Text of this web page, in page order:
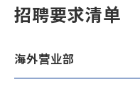
招聘要求清单
海外营业部